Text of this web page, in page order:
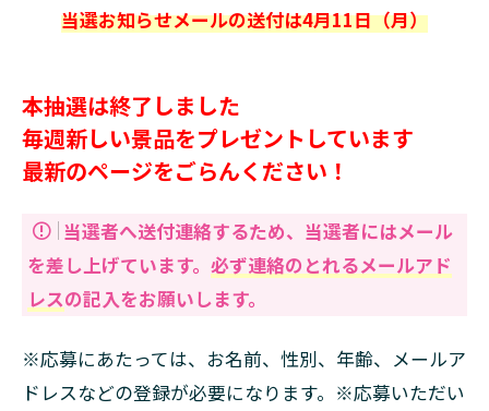
当選お知らせメールの送付は4月11日（月）
本抽選は終了しました
毎週新しい景品をプレゼントしています
最新のページをごらんください！
当選者へ送付連絡するため、当選者にはメール
を差し上げています。 必ず連絡のとれるメールアド
レスの記入をお願いします。
※応募にあたっては、お名前、性別、年齢、メールア
ドレスなどの登録が必要になります。※応募いただい